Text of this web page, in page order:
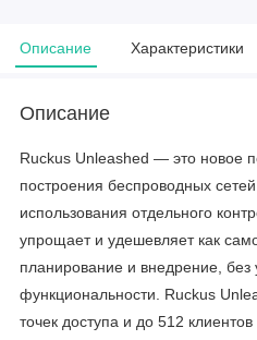
Описание Характеристики
Описание
Ruckus Unleashed — это новое
построения беспроводных
использования отдельного
упрощает и удешевляет как
планирование и внедрение,
функциональности. Ruckus
точек доступа и до 512 клиентов